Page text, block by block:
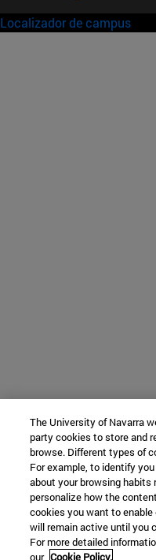
Localizador de campus
The University of Navarra
party cookies to store and
browse. Different types of
For example, to identify
about your browsing habits
personalize how the
cookies you want to
will remain active until you
For more detailed
our Cookie Policy.